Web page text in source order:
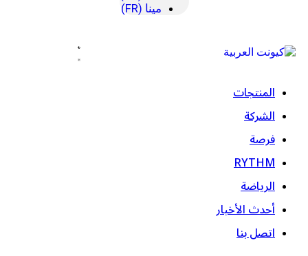
مينا (FR)
المنتجات
الشركة
فرصة
RYTHM
الرياضة
أحدث الأخبار
اتصل بنا